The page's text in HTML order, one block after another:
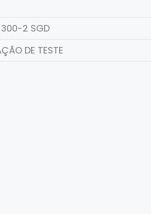
2 SGD
DE TESTE